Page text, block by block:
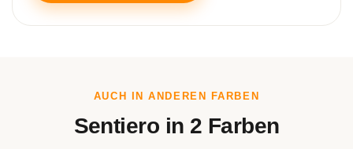
AUCH IN ANDEREN FARBEN
Sentiero in 2 Farben